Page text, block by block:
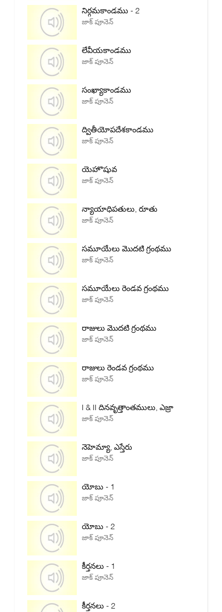
నిర్గమకాండము - 2
జాక్ పూనెన్
లేవీయకాండము
జాక్ పూనెన్
సంఖ్యాకాండము
జాక్ పూనెన్
ద్వితీయోపదేశకాండము
జాక్ పూనెన్
యెహొషువ
జాక్ పూనెన్
న్యాయాధిపతులు, రూతు
జాక్ పూనెన్
సమూయేలు మొదటి గ్రంథము
జాక్ పూనెన్
సమూయేలు రెండవ గ్రంథము
జాక్ పూనెన్
రాజులు మొదటి గ్రంథము
జాక్ పూనెన్
రాజులు రెండవ గ్రంథము
జాక్ పూనెన్
I & II దినవృత్తాంతములు, ఎజ్రా
జాక్ పూనెన్
నెహెమ్యా, ఎస్తేరు
జాక్ పూనెన్
యోబు - 1
జాక్ పూనెన్
యోబు - 2
జాక్ పూనెన్
కీర్తనలు - 1
జాక్ పూనెన్
కీర్తనలు - 2